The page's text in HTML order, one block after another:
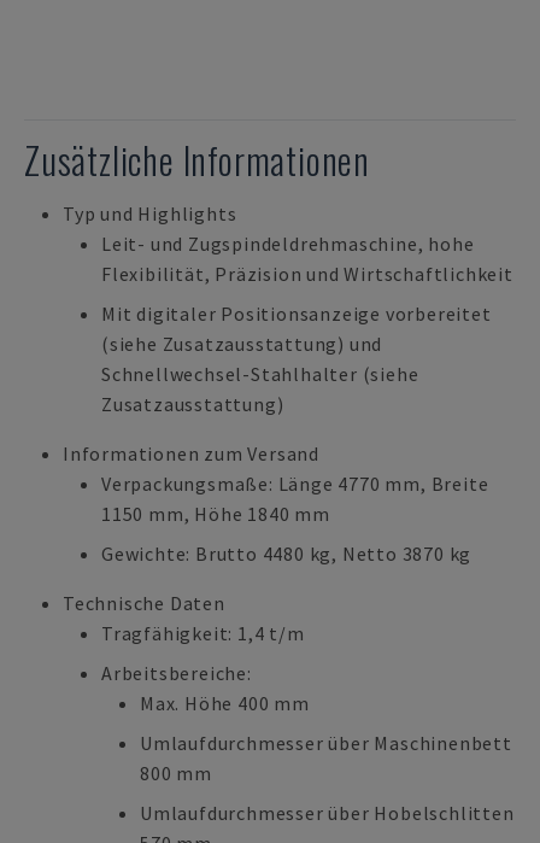
Zusätzliche Informationen
Typ und Highlights
Leit- und Zugspindeldrehmaschine, hohe
Flexibilität, Präzision und Wirtschaftlichkeit
Mit digitaler Positionsanzeige vorbereitet
(siehe Zusatzausstattung) und
Schnellwechsel-Stahlhalter (siehe
Zusatzausstattung)
Informationen zum Versand
Verpackungsmaße: Länge 4770 mm, Breite
1150 mm, Höhe 1840 mm
Gewichte: Brutto 4480 kg, Netto 3870 kg
Technische Daten
Tragfähigkeit: 1,4 t/m
Arbeitsbereiche:
Max. Höhe 400 mm
Umlaufdurchmesser über Maschinenbett
800 mm
Umlaufdurchmesser über Hobelschlitten